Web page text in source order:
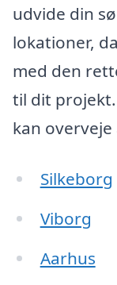
udvide din
lokationer,
med den
til dit
kan
Silkeborg
Viborg
Aarhus